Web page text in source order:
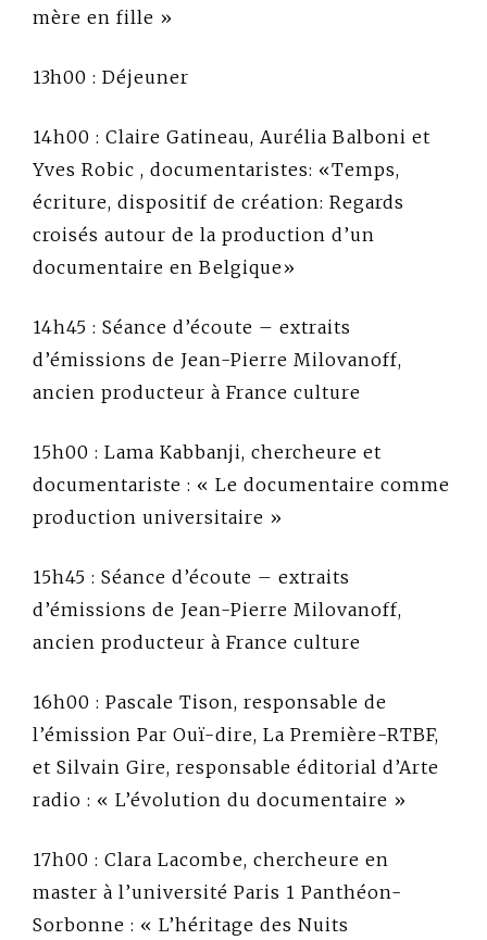
mère en fille »
13h00 : Déjeuner
14h00 : Claire Gatineau, Aurélia Balboni et
Yves Robic , documentaristes: «Temps,
écriture, dispositif de création: Regards
croisés autour de la production d’un
documentaire en Belgique»
14h45 : Séance d’écoute – extraits
d’émissions de Jean-Pierre Milovanoff,
ancien producteur à France culture
15h00 : Lama Kabbanji, chercheure et
documentariste : « Le documentaire comme
production universitaire »
15h45 : Séance d’écoute – extraits
d’émissions de Jean-Pierre Milovanoff,
ancien producteur à France culture
16h00 : Pascale Tison, responsable de
l’émission Par Ouï-dire, La Première-RTBF,
et Silvain Gire, responsable éditorial d’Arte
radio : « L’évolution du documentaire »
17h00 : Clara Lacombe, chercheure en
master à l’université Paris 1 Panthéon-
Sorbonne : « L’héritage des Nuits